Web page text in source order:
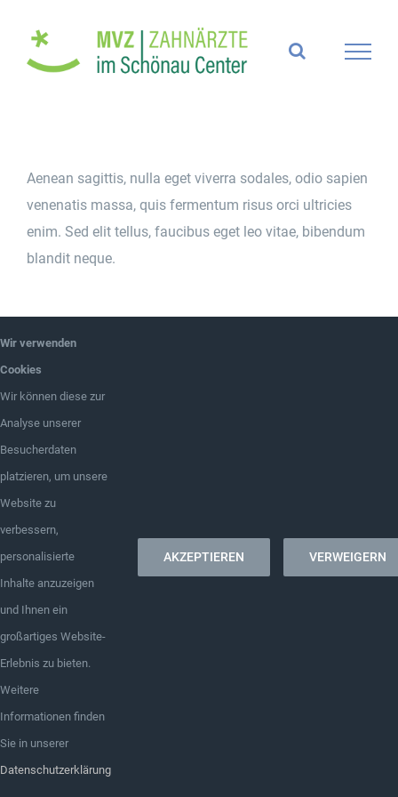
Inhalt
springen
Aenean sagittis, nulla eget viverra sodales, odio sapien
venenatis massa, quis fermentum risus orci ultricies
enim. Sed elit tellus, faucibus eget leo vitae, bibendum
blandit neque.
Wir verwenden
Cookies
Wir können diese zur
Analyse unserer
Besucherdaten
platzieren, um unsere
Website zu
verbessern,
personalisierte
Inhalte anzuzeigen
und Ihnen ein
großartiges Website-
Erlebnis zu bieten.
Weitere
Informationen finden
Sie in unserer
Datenschutzerklärung
AKZEPTIEREN VERWEIGERN